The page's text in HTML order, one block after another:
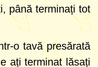
până terminați tot
o tavă presărată
ați terminat lăsați